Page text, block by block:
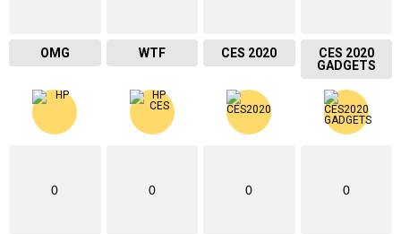
OMG WTF CES 2020
CES 2020
GADGETS
0 0 0 0